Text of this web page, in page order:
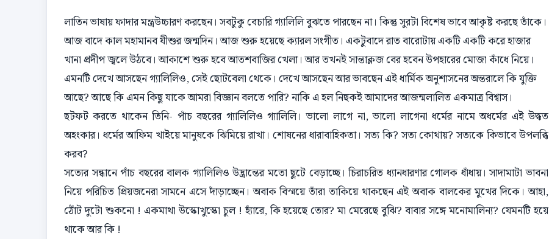
লাতিন ভাষায় ফাদার মন্ত্রউচ্চারণ করছেন। সবটুকু বেচারি গ্যালিলি বুঝতে পারছেন না। কিন্তু সুরটা বিশেষ ভাবে আকৃষ্ট করছে তাঁকে।
আজ বাদে কাল মহামানব যীশুর জন্মদিন। আজ শুরু হয়েছে ক্যারল সংগীত। একটুবাদে রাত বারোটায় একটি একটি করে হাজার
খানা প্রদীপ জ্বলে উঠবে। আকাশে শুরু হবে আতশবাজির খেলা। আর তখনই সান্তাক্লজ বের হবেন উপহারের মোজা কাঁধে নিয়ে।
এমনটি দেখে আসছেন গ্যালিলিও, সেই ছোটবেলা থেকে। দেখে আসছেন আর ভাবছেন এই ধার্মিক অনুশাসনের অন্তরালে কি যুক্তি
আছে? আছে কি এমন কিছু যাকে আমরা বিজ্ঞান বলতে পারি? নাকি এ হল নিছকই আমাদের আজন্মলালিত একমাত্র বিশ্বাস।
ছটফট করতে থাকেন তিনি- পাঁচ বছরের গ্যালিলিও গ্যালিলি। ভালো লাগে না, ভালো লাগেনা ধর্মের নামে অধর্মের এই উদ্ধত
অহংকার। ধর্মের আফিম খাইয়ে মানুষকে ঝিমিয়ে রাখা। শোষনের ধারাবাহিকতা। সত্য কি? সত্য কোথায়? সত্যকে কিভাবে উপলব্ধি
করব?
সত্যের সন্ধানে পাঁচ বছরের বালক গ্যালিলিও উদ্ভ্রান্তের মতো ছুটে বেড়াচ্ছে। চিরাচরিত ধ্যানধারণার গোলক ধাঁধায়। সাদামাটা ভাবনা
নিয়ে পরিচিত প্রিয়জনেরা সামনে এসে দাঁড়াচ্ছেন। অবাক বিস্ময়ে তাঁরা তাকিয়ে থাকছেন এই অবাক বালকের মুখের দিকে। আহা,
ঠোঁট দুটো শুকনো ! একমাথা উস্কোখুস্কো চুল ! হ্যাঁরে, কি হয়েছে তোর? মা মেরেছে বুঝি? বাবার সঙ্গে মনোমালিন্য? যেমনটি হয়ে
থাকে আর কি !